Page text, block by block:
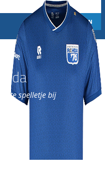
spelletje bij